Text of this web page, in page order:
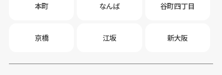
本町 なんば 谷町四丁目
京橋 江坂 新大阪